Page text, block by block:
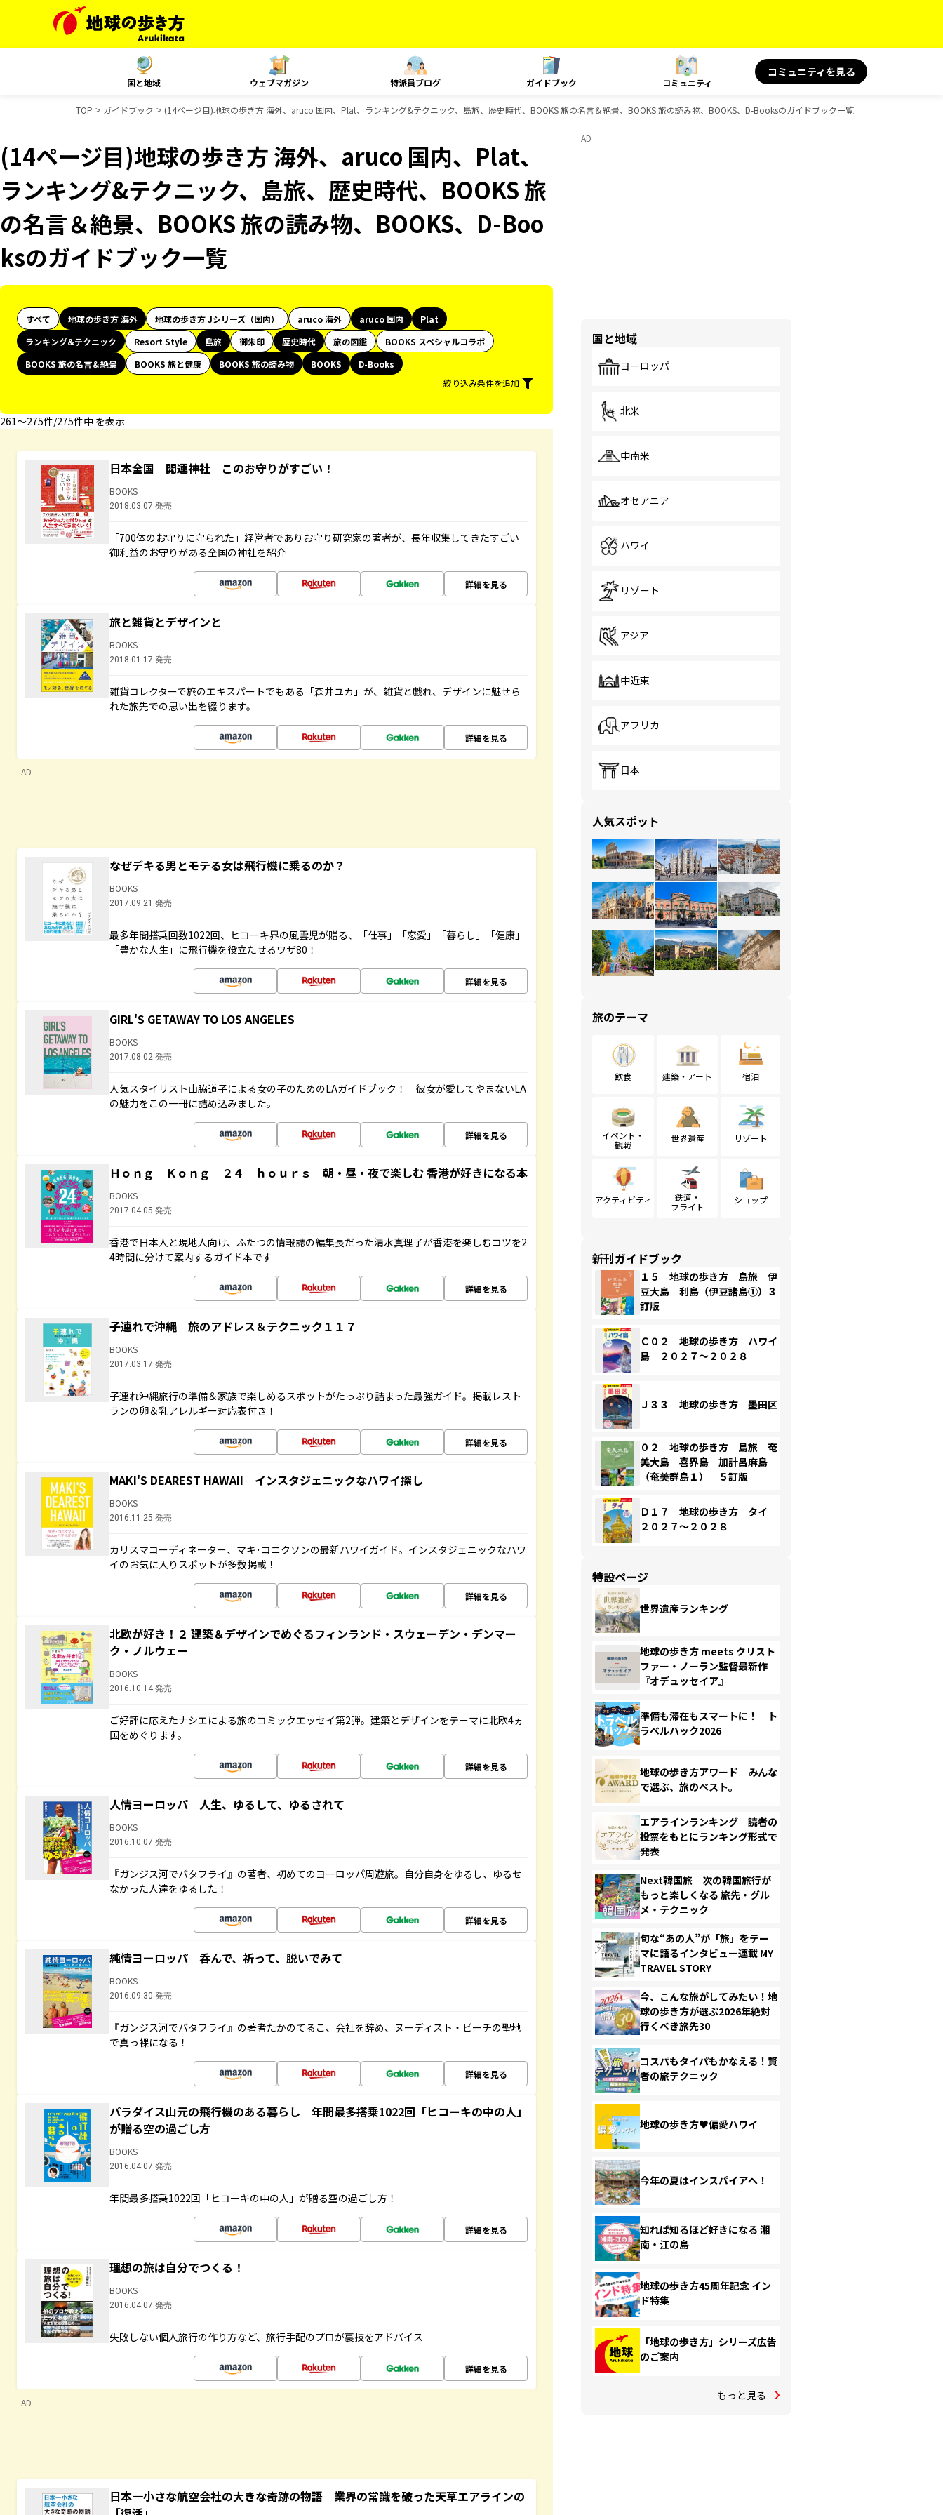
国と地域 ウェブマガジン 特派員ブログ ガイドブック コミュニティ
コミュニティを見る
TOP ガイドブック (14ページ目)地球の歩き方 海外、aruco 国内、Plat、ランキング&テクニック、島旅、歴史時代、BOOKS 旅の名言＆絶景、BOOKS 旅の読み物、BOOKS、D-Booksのガイドブック一覧
(14ページ目)地球の歩き方 海外、aruco 国内、Plat、
ランキング&テクニック、島旅、歴史時代、BOOKS 旅
の名言＆絶景、BOOKS 旅の読み物、BOOKS、D-Boo
ksのガイドブック一覧
すべて 地球の歩き方 海外 地球の歩き方 Jシリーズ（国内） aruco 海外 aruco 国内
Plat
ランキング&テクニック
Resort Style 島旅 御朱印 歴史時代 旅の図鑑
BOOKS スペシャルコラボ
BOOKS 旅の名言＆絶景
BOOKS 旅と健康 BOOKS 旅の読み物 BOOKS
D-Books
絞り込み条件を追加
261〜275件/275件中 を表示
日本全国 開運神社 このお守りがすごい！
BOOKS
2018.03.07 発売
「700体のお守りに守られた」経営者でありお守り研究家の著者が、長年収集してきたすごい
御利益のお守りがある全国の神社を紹介
詳細を見る
旅と雑貨とデザインと
BOOKS
2018.01.17 発売
雑貨コレクターで旅のエキスパートでもある「森井ユカ」が、雑貨と戯れ、デザインに魅せら
れた旅先での思い出を綴ります。
詳細を見る
AD
なぜデキる男とモテる女は飛行機に乗るのか？
BOOKS
2017.09.21 発売
最多年間搭乗回数1022回、ヒコーキ界の風雲児が贈る、「仕事」「恋愛」「暮らし」「健康」
「豊かな人生」に飛行機を役立たせるワザ80！
詳細を見る
GIRL'S GETAWAY TO LOS ANGELES
BOOKS
2017.08.02 発売
人気スタイリスト山脇道子による女の子のためのLAガイドブック！ 彼女が愛してやまないLA
の魅力をこの一冊に詰め込みました。
詳細を見る
Ｈｏｎｇ Ｋｏｎｇ ２４ ｈｏｕｒｓ 朝・昼・夜で楽しむ 香港が好きになる本
BOOKS
2017.04.05 発売
香港で日本人と現地人向け、ふたつの情報誌の編集長だった清水真理子が香港を楽しむコツを2
4時間に分けて案内するガイド本です
詳細を見る
子連れで沖縄 旅のアドレス＆テクニック１１７
BOOKS
2017.03.17 発売
子連れ沖縄旅行の準備＆家族で楽しめるスポットがたっぷり詰まった最強ガイド。掲載レスト
ランの卵＆乳アレルギー対応表付き！
詳細を見る
MAKI'S DEAREST HAWAII インスタジェニックなハワイ探し
BOOKS
2016.11.25 発売
カリスマコーディネーター、マキ･コニクソンの最新ハワイガイド。インスタジェニックなハワ
イのお気に入りスポットが多数掲載！
詳細を見る
北欧が好き！２ 建築＆デザインでめぐるフィンランド・スウェーデン・デンマー
ク・ノルウェー
BOOKS
2016.10.14 発売
ご好評に応えたナシエによる旅のコミックエッセイ第2弾。建築とデザインをテーマに北欧4ヵ
国をめぐります。
詳細を見る
人情ヨーロッパ 人生、ゆるして、ゆるされて
BOOKS
2016.10.07 発売
『ガンジス河でバタフライ』の著者、初めてのヨーロッパ周遊旅。自分自身をゆるし、ゆるせ
なかった人達をゆるした！
詳細を見る
純情ヨーロッパ 呑んで、祈って、脱いでみて
BOOKS
2016.09.30 発売
『ガンジス河でバタフライ』の著者たかのてるこ、会社を辞め、ヌーディスト・ビーチの聖地
で真っ裸になる！
詳細を見る
パラダイス山元の飛行機のある暮らし 年間最多搭乗1022回「ヒコーキの中の人」
が贈る空の過ごし方
BOOKS
2016.04.07 発売
年間最多搭乗1022回「ヒコーキの中の人」が贈る空の過ごし方！
詳細を見る
理想の旅は自分でつくる！
BOOKS
2016.04.07 発売
失敗しない個人旅行の作り方など、旅行手配のプロが裏技をアドバイス
詳細を見る
AD
日本一小さな航空会社の大きな奇跡の物語 業界の常識を破った天草エアラインの
AD
国と地域
ヨーロッパ
北米
中南米
オセアニア
ハワイ
リゾート
アジア
中近東
アフリカ
日本
人気スポット
旅のテーマ
飲食 建築・アート 宿泊
イベント・
観戦
世界遺産 リゾート
アクティビティ
鉄道・
フライト
ショップ
新刊ガイドブック
１５ 地球の歩き方 島旅 伊
豆大島 利島（伊豆諸島①）３
訂版
Ｃ０２ 地球の歩き方 ハワイ
島 ２０２７～２０２８
Ｊ３３ 地球の歩き方 墨田区
０２ 地球の歩き方 島旅 奄
美大島 喜界島 加計呂麻島
（奄美群島１） ５訂版
Ｄ１７ 地球の歩き方 タイ
２０２７～２０２８
特設ページ
世界遺産ランキング
地球の歩き方 meets クリスト
ファー・ノーラン監督最新作
『オデュッセイア』
準備も滞在もスマートに！ ト
ラベルハック2026
地球の歩き方アワード みんな
で選ぶ、旅のベスト。
エアラインランキング 読者の
投票をもとにランキング形式で
発表
Next韓国旅 次の韓国旅行が
もっと楽しくなる 旅先・グル
メ・テクニック
旬な“あの人”が「旅」をテー
マに語るインタビュー連載 MY
TRAVEL STORY
今、こんな旅がしてみたい！地
球の歩き方が選ぶ2026年絶対
行くべき旅先30
コスパもタイパもかなえる！賢
者の旅テクニック
地球の歩き方♥偏愛ハワイ
今年の夏はインスパイアへ！
知れば知るほど好きになる 湘
南・江の島
地球の歩き方45周年記念 イン
ド特集
「地球の歩き方」シリーズ広告
のご案内
もっと見る